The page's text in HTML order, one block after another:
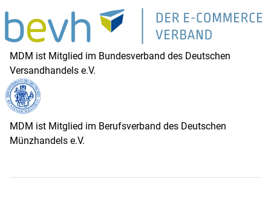
MDM ist Mitglied im Bundesverband des Deutschen
Versandhandels e.V.
MDM ist Mitglied im Berufsverband des Deutschen
Münzhandels e.V.